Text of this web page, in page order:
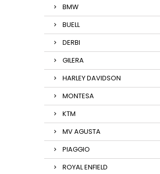
BMW
BUELL
DERBI
GILERA
HARLEY DAVIDSON
MONTESA
KTM
MV AGUSTA
PIAGGIO
ROYAL ENFIELD